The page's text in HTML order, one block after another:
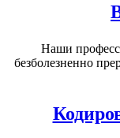
Наши
безболезненно